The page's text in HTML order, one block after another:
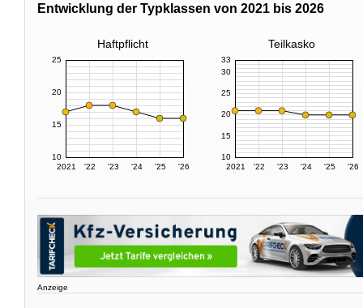
Entwicklung der Typklassen von 2021 bis 2026
Haftpflicht Teilkasko
2021 '22 '23 '24 '25 '26
10
15
20
25
2021 '22 '23 '24 '25 '26
10
15
20
25
30
33
Anzeige